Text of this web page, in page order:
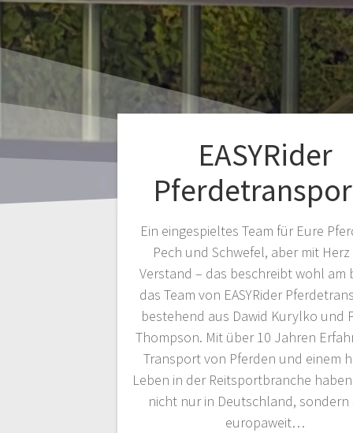
EASYRider
Ein eingespieltes Team für Eure
Pech und Schwefel, aber mit
Verstand – das beschreibt wohl am
das Team von EASYRider
bestehend aus Dawid Kurylko und
Thompson. Mit über 10 Jahren
Transport von Pferden und einem
Leben in der Reitsportbranche
nicht nur in Deutschland, sondern
europaweit…